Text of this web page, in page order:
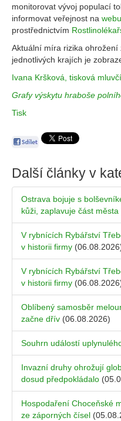
monitorovat vývoj populací
informovat veřejnost na
prostřednictvím
Aktuální míra rizika ohrožení
jednotlivých krajích je
Ivana Kršková, tisková mluvčí
Grafy výskytu hraboše
Tisk
Další články v
Ostrava bojuje s
kůži, zaplavuje část města
V rybnících Rybářství
v historii firmy
V rybnících Rybářství
v historii firmy
Oblíbený samosběr
začne dřív (06.08.2026)
Souhrn událostí
Invazní druhy ohrožují
dosud předpokládalo
Hospodaření Choceňské
ze záporných čísel